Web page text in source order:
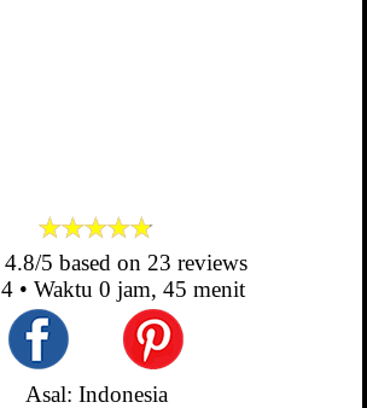
4.8/5 based on 23 reviews
4• Waktu 0 jam, 45 menit
Asal: Indonesia